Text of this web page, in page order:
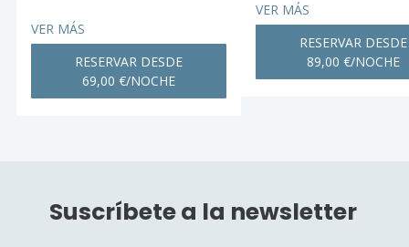
VER MÁS
RESERVAR DESDE
69,00 €/NOCHE
VER MÁS
RESERVAR DESDE
89,00 €/NOCHE
Suscríbete a la newsletter